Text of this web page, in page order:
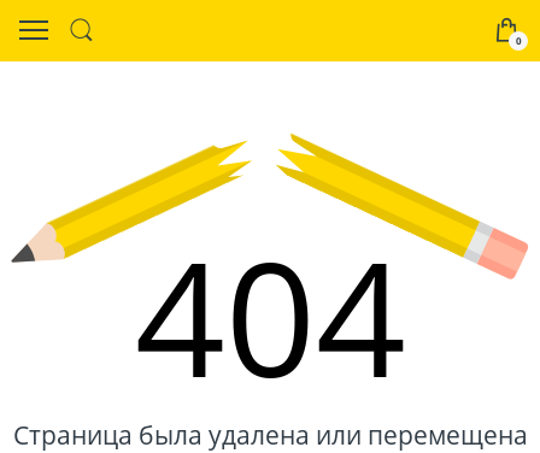
0
404
Страница была удалена или перемещена